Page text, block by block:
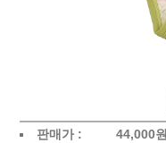
판매가 : 44,000원